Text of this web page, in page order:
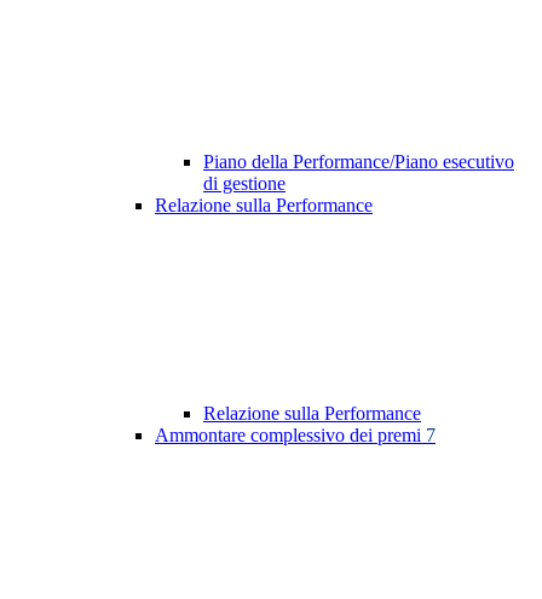
Piano della Performance/Piano esecutivo
di gestione
Relazione sulla Performance
Relazione sulla Performance
Ammontare complessivo dei premi 7